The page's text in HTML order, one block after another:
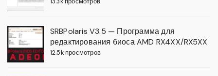
SRBPolaris V3.5 — Программа для
редактирования биоса AMD RX4XX/RX5XX
12.5k просмотров